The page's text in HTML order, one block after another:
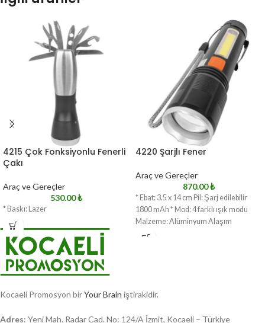
4215 Çok Fonksiyonlu Fenerli
Çakı
Araç ve Gereçler
530.00₺
* Baskı: Lazer
4220 Şarjlı Fener
Araç ve Gereçler
870.00₺
* Ebat: 3.5 x 14 cm Pil: Şarj edilebilir
1800 mAh * Mod: 4 farklı ışık modu
Malzeme: Alüminyum Alaşım
Kocaeli Promosyon birYour Brain iştirakidir.
Adres: Yeni Mah. Radar Cad. No: 124/A İzmit, Kocaeli – Türkiye